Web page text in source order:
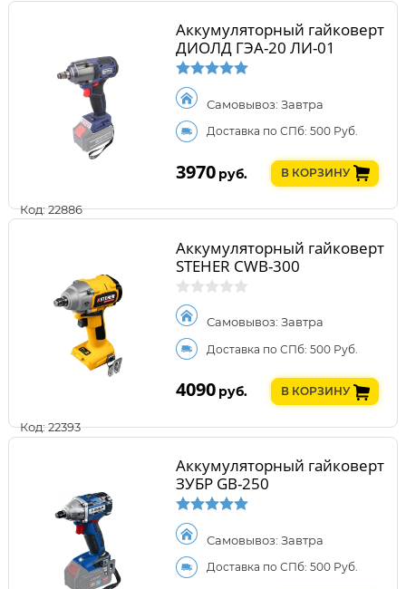
Код: 22886
Аккумуляторный гайковерт
ДИОЛД ГЭА-20 ЛИ-01
Самовывоз: Завтра
Доставка по СПб: 500 Руб.
3970 руб. В КОРЗИНУ
Код: 22393
Аккумуляторный гайковерт
STEHER CWB-300
Самовывоз: Завтра
Доставка по СПб: 500 Руб.
4090 руб. В КОРЗИНУ
Аккумуляторный гайковерт
ЗУБР GB-250
Самовывоз: Завтра
Доставка по СПб: 500 Руб.